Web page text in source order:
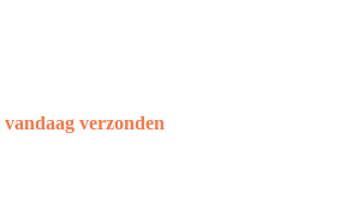
vandaag verzonden